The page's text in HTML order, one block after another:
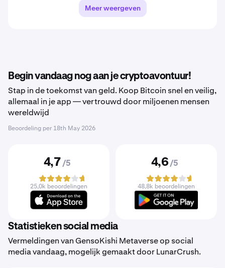
Meer weergeven
Begin vandaag nog aan je cryptoavontuur!
Stap in de toekomst van geld. Koop Bitcoin snel en veilig,
allemaal in je app — vertrouwd door miljoenen mensen
wereldwijd
Beoordeling per 18th May 2026
4,7 /5
25,0k beoordelingen
4,6 /5
48,8k beoordelingen
Statistieken social media
Vermeldingen van GensoKishi Metaverse op social
media vandaag, mogelijk gemaakt door LunarCrush.